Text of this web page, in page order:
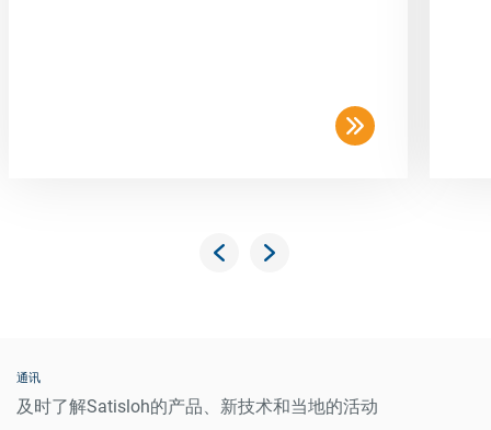
通讯
及时了解Satisloh的产品、新技术和当地的活动